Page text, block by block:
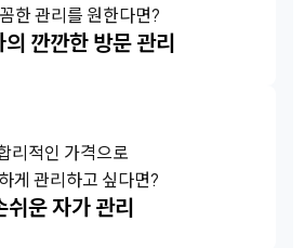
한 관리를 원한다면?
의 깐깐한 방문 관리
리적인 가격으로
게 관리하고 싶다면?
쉬운 자가 관리